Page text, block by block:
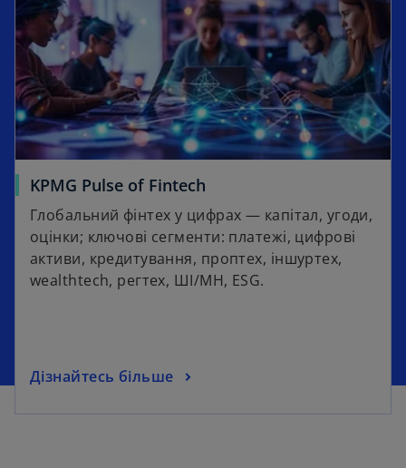
KPMG Pulse of Fintech
Глобальний фінтех у цифрах — капітал, угоди,
оцінки; ключові сегменти: платежі, цифрові
активи, кредитування, проптех, іншуртех,
wealthtech, регтех, ШІ/МН, ESG.
Дізнайтесь більше